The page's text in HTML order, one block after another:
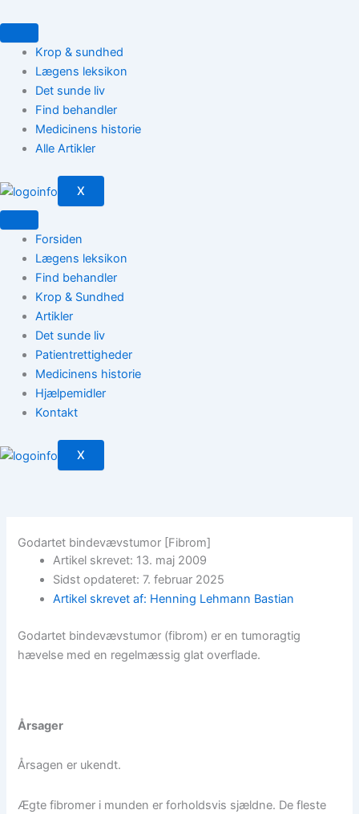
til
indholdetKrop & sundhed
Lægens leksikon
Det sunde liv
Find behandler
Medicinens historie
Alle Artikler
X
Forsiden
Lægens leksikon
Find behandler
Krop & Sundhed
Artikler
Det sunde liv
Patientrettigheder
Medicinens historie
Hjælpemidler
Kontakt
X
Godartet bindevævstumor [Fibrom]
Artikel skrevet: 13. maj 2009
Sidst opdateret: 7. februar 2025
Artikel skrevet af: Henning Lehmann Bastian
Godartet bindevævstumor (fibrom) er en tumoragtig
hævelse med en regelmæssig glat overflade.
Årsager
Årsagen er ukendt.
Ægte fibromer i munden er forholdsvis sjældne. De fleste